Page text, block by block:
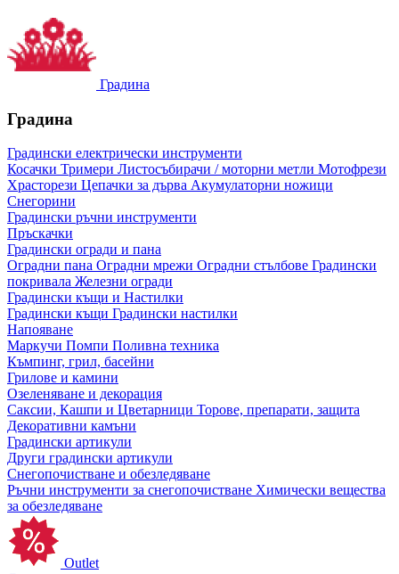
Градина
Градина
Градински електрически инструменти
Косачки Тримери Листосъбирачи / моторни метли Мотофрези
Храсторези Цепачки за дърва Акумулаторни ножици
Снегорини
Градински ръчни инструменти
Пръскачки
Градински огради и пана
Оградни пана Оградни мрежи Оградни стълбове Градински
покривала Железни огради
Градински къщи и Настилки
Градински къщи Градински настилки
Напояване
Маркучи Помпи Поливна техника
Къмпинг, грил, басейни
Грилове и камини
Озеленяване и декорация
Саксии, Кашпи и Цветарници Торове, препарати, защита
Декоративни камъни
Градински артикули
Други градински артикули
Снегопочистване и обезледяване
Ръчни инструменти за снегопочистване Химически вещества
за обезледяване
Outlet